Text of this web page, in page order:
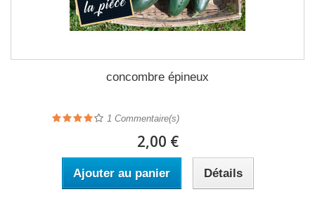
concombre épineux
1 Commentaire(s)
2,00 €
Ajouter au panier Détails